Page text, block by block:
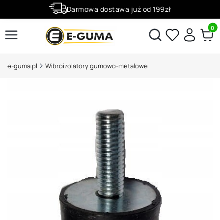
Darmowa dostawa już od 199zł
Rabaty -50% na wybrane produktyOtwórz wyszukiwarkę
e-guma.pl Wibroizolatory gumowo-metalowe